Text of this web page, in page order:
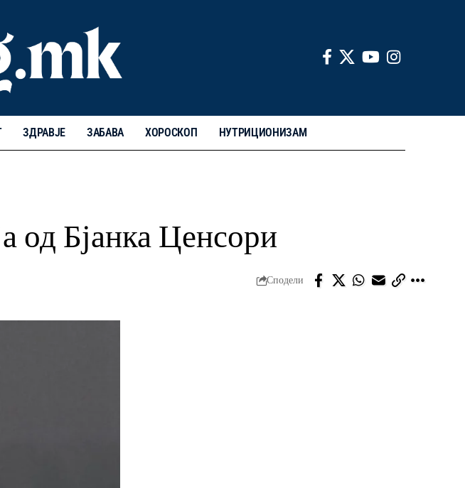
ЗДРАВЈЕ ЗАБАВА ХОРОСКОП НУТРИЦИОНИЗАМ
од Бјанка Ценсори
Сподели